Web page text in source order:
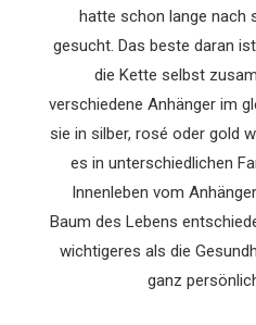
hatte schon lange nach
gesucht. Das beste daran
die Kette selbst
verschiedene Anhänger im
sie in silber, rosé oder gold
es in unterschiedlichen
Innenleben vom
Baum des Lebens
wichtigeres als die
ganz